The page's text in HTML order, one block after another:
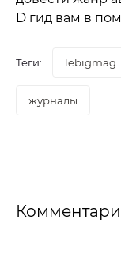
D гид вам в
Теги: lebigmag
журналы